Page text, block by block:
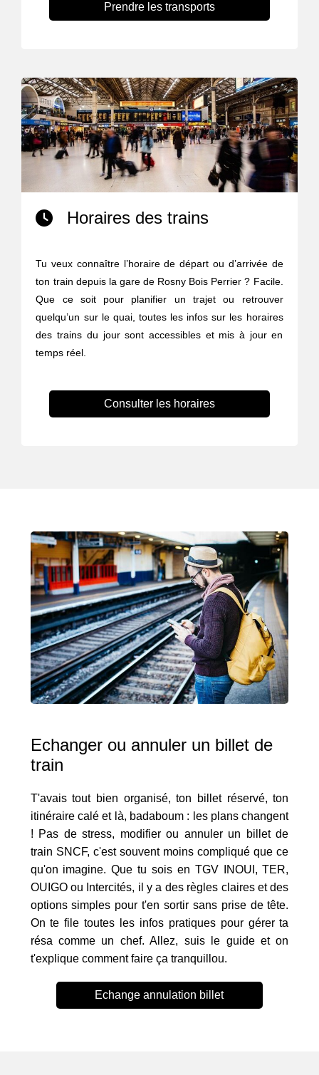
Prendre les transports
Horaires des trains
Tu veux connaître l’horaire de départ ou d’arrivée de
ton train depuis la gare de Rosny Bois Perrier ? Facile.
Que ce soit pour planifier un trajet ou retrouver
quelqu’un sur le quai, toutes les infos sur les horaires
des trains du jour sont accessibles et mis à jour en
temps réel.
Consulter les horaires
Echanger ou annuler un billet de
train
T'avais tout bien organisé, ton billet réservé, ton
itinéraire calé et là, badaboum : les plans changent
! Pas de stress, modifier ou annuler un billet de
train SNCF, c'est souvent moins compliqué que ce
qu'on imagine. Que tu sois en TGV INOUI, TER,
OUIGO ou Intercités, il y a des règles claires et des
options simples pour t'en sortir sans prise de tête.
On te file toutes les infos pratiques pour gérer ta
résa comme un chef. Allez, suis le guide et on
t'explique comment faire ça tranquillou.
Echange annulation billet